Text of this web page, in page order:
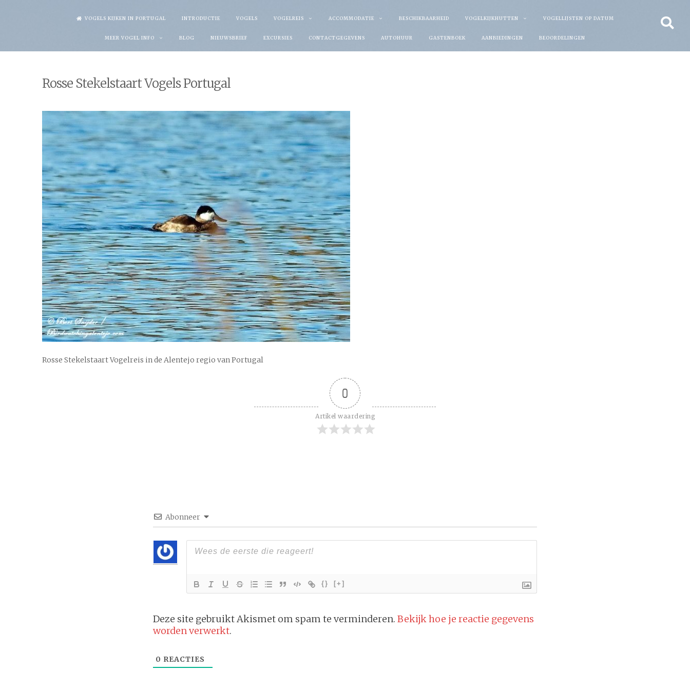
VOGELS KIJKEN IN PORTUGAL INTRODUCTIE VOGELS VOGELREIS ACCOMMODATIE BESCHIKBAARHEID VOGELKIJKHUTTEN VOGELLIJSTEN OP DATUM
MEER VOGEL INFO BLOG NIEUWSBRIEF EXCURSIES CONTACTGEGEVENS AUTOHUUR GASTENBOEK AANBIEDINGEN BEOORDELINGEN
Rosse Stekelstaart Vogels Portugal
Rosse Stekelstaart Vogelreis in de Alentejo regio van Portugal
0
Artikel waardering
Abonneer
{} [+]
Deze site gebruikt Akismet om spam te verminderen. Bekijk hoe je reactie gegevens
worden verwerkt.
0 REACTIES